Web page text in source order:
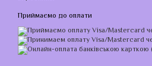
Приймаємо до оплати